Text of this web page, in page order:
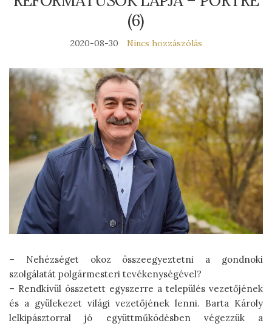
(6)
2020-08-30 Nincs hozzászólás
– Nehézséget okoz összeegyeztetni a gondnoki
szolgálatát polgármesteri tevékenységével?
– Rendkívül összetett egyszerre a település vezetőjének
és a gyülekezet világi vezetőjének lenni. Barta Károly
lelkipásztorral jó együttműködésben végezzük a